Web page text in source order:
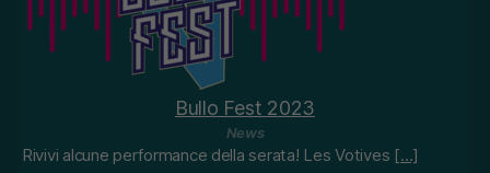
Bullo Fest 2023
News
Rivivi alcune performance della serata! Les Votives […]